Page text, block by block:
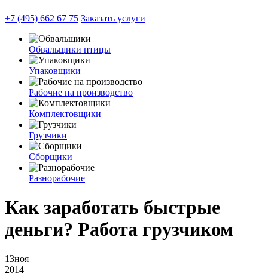
+7 (495) 662 67 75 Заказать услуги
Обвальщики птицы
Упаковщики
Рабочие на производство
Комплектовщики
Грузчики
Сборщики
Разнорабочие
Как заработать быстрые
деньги? Работа грузчиком
13ноя
2014